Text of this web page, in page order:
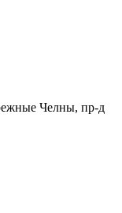
Челны, пр-д